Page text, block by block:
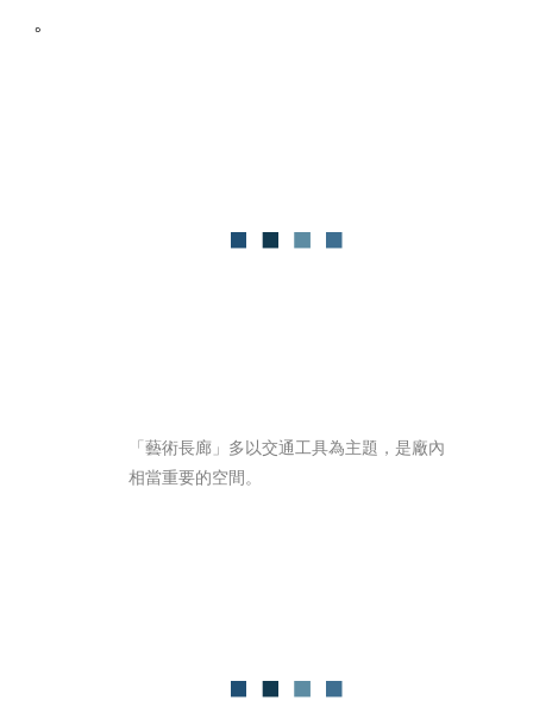
。
「藝術長廊」多以交通工具為主題，是廠內
相當重要的空間。